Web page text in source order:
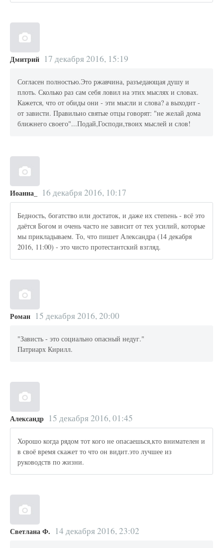
Дмитрий 17 декабря 2016, 15:19
Согласен полностью.Это ржавчина, разъедающая душу и
плоть. Сколько раз сам себя ловил на этих мыслях и словах.
Кажется, что от обиды они - эти мысли и слова? а выходит -
от зависти. Правильно святые отцы говорят: "не желай дома
ближнего своего"...Подай,Господи,твоих мыслей и слов!
Иоанна_ 16 декабря 2016, 10:17
Бедность, богатство или достаток, и даже их степень - всё это
даётся Богом и очень часто не зависит от тех усилий, которые
мы прикладываем. То, что пишет Александра (14 декабря
2016, 11:00) - это чисто протестантский взгляд.
Роман 15 декабря 2016, 20:00
"Зависть - это социально опасный недуг."
Патриарх Кирилл.
Александр 15 декабря 2016, 01:45
Хорошо когда рядом тот кого не опасаешься,кто внимателен и
в своё время скажет то что он видит.это лучшее из
руководств по жизни.
Светлана Ф. 14 декабря 2016, 23:02